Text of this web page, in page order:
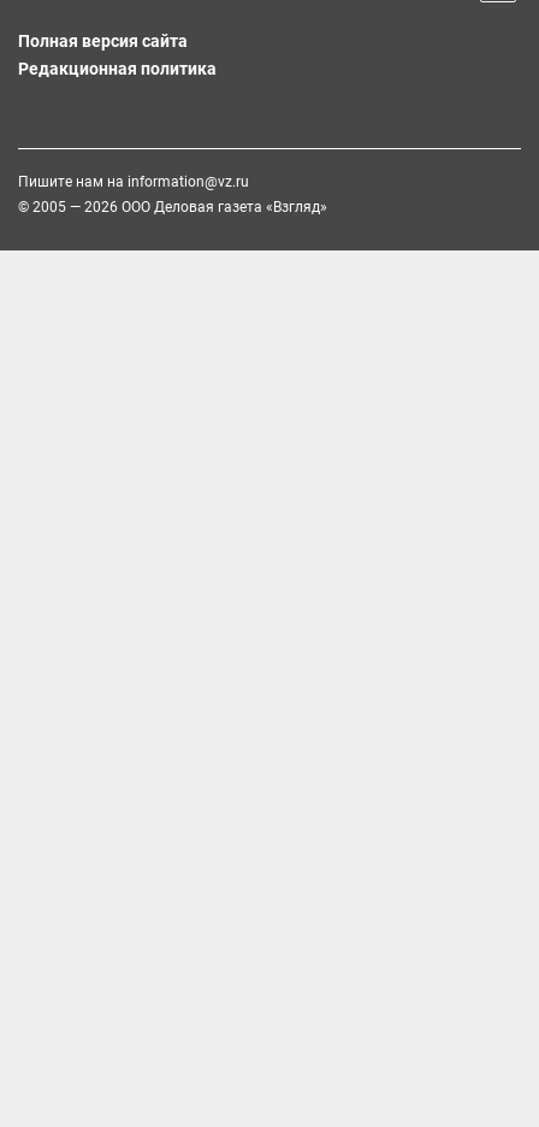
Полная версия сайта
Редакционная политика
Пишите нам на information@vz.ru
© 2005 — 2026 ООО Деловая газета «Взгляд»